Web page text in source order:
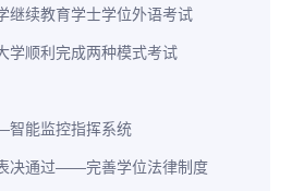
继续教育学士学位外语考试
学顺利完成两种模式考试
能监控指挥系统
决通过——完善学位法律制度